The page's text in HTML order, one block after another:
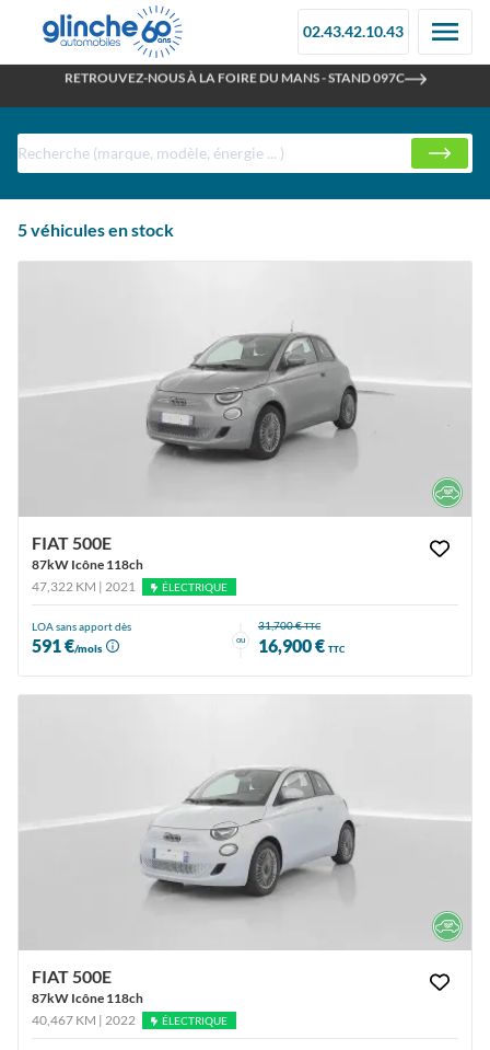
02.43.42.10.43
Achat de Voiture, Utilitaire, Loisirs et Prestige neuve et
d'occasion disponible directement chez Glinche Automobiles
RETROUVEZ-NOUS À LA FOIRE DU MANS - STAND 097C
OUVERT TOUT L'ÉTÉ
5véhicules en stock
FIAT 500E
87kW Icône 118ch
47,322 KM | 2021
ÉLECTRIQUE
LOA sans apport dès
591 €/mois
ou
31,700 €TTC
16,900 € TTC
FIAT 500E
87kW Icône 118ch
40,467 KM | 2022
ÉLECTRIQUE